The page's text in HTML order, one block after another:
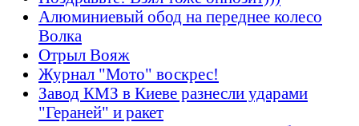
Алюминиевый обод на переднее колесо
Волка
Отрыл Вояж
Журнал "Мото" воскрес!
Завод КМЗ в Киеве разнесли ударами
"Гераней" и ракет